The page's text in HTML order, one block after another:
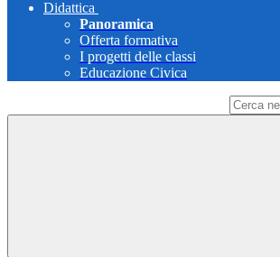
Didattica
Panoramica
Offerta formativa
I progetti delle classi
Educazione Civica